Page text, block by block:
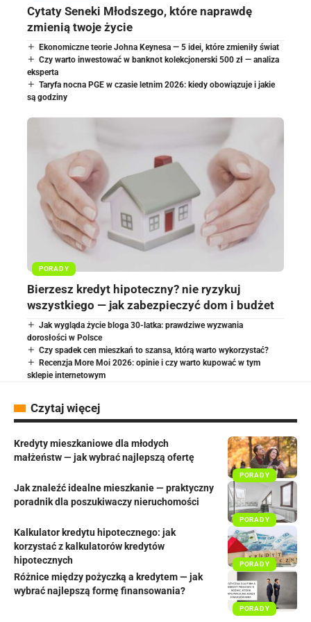
Cytaty Seneki Młodszego, które naprawdę
zmienią twoje życie
Ekonomiczne teorie Johna Keynesa — 5 idei, które zmieniły świat
Czy warto inwestować w banknot kolekcjonerski 500 zł — analiza
eksperta
Taryfa nocna PGE w czasie letnim 2026: kiedy obowiązuje i jakie
są godziny
PORADY
Bierzesz kredyt hipoteczny? nie ryzykuj
wszystkiego — jak zabezpieczyć dom i budżet
Jak wygląda życie bloga 30-latka: prawdziwe wyzwania
dorosłości w Polsce
Czy spadek cen mieszkań to szansa, którą warto wykorzystać?
Recenzja More Moi 2026: opinie i czy warto kupować w tym
sklepie internetowym
Czytaj więcej
PORADY
Kredyty mieszkaniowe dla młodych
małżeństw — jak wybrać najlepszą ofertę
PORADY
Jak znaleźć idealne mieszkanie — praktyczny
poradnik dla poszukiwaczy nieruchomości
PORADY
Kalkulator kredytu hipotecznego: jak
korzystać z kalkulatorów kredytów
hipotecznych
PORADY
Różnice między pożyczką a kredytem — jak
wybrać najlepszą formę finansowania?